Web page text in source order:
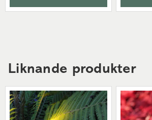
Liknande produkter